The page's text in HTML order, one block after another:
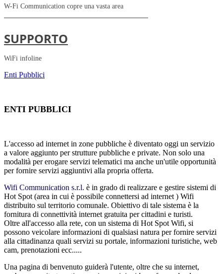
W-Fi Communication copre una vasta area
SUPPORTO
WiFi infoline
Enti Pubblici
ENTI PUBBLICI
L'accesso ad internet in zone pubbliche è diventato oggi un servizio
a valore aggiunto per strutture pubbliche e private. Non solo una
modalità per erogare servizi telematici ma anche un'utile opportunità
per fornire servizi aggiuntivi alla propria offerta.
Wifi Communication s.r.l. è in grado di realizzare e gestire sistemi di
Hot Spot (area in cui è possibile connettersi ad internet ) Wifi
distribuito sul territorio comunale. Obiettivo di tale sistema è la
fornitura di connettività internet gratuita per cittadini e turisti.
Oltre all'accesso alla rete, con un sistema di Hot Spot Wifi, si
possono veicolare informazioni di qualsiasi natura per fornire servizi
alla cittadinanza quali servizi su portale, informazioni turistiche, web
cam, prenotazioni ecc.....
Una pagina di benvenuto guiderà l'utente, oltre che su internet,